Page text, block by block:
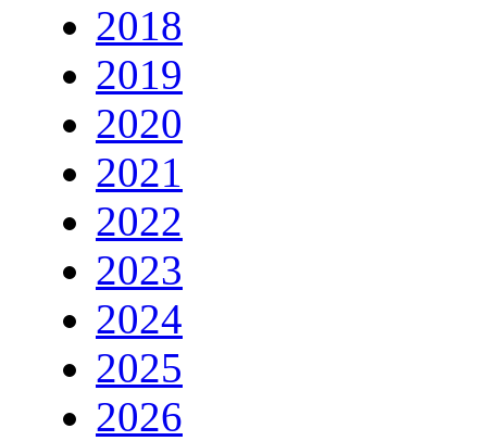
2018
2019
2020
2021
2022
2023
2024
2025
2026